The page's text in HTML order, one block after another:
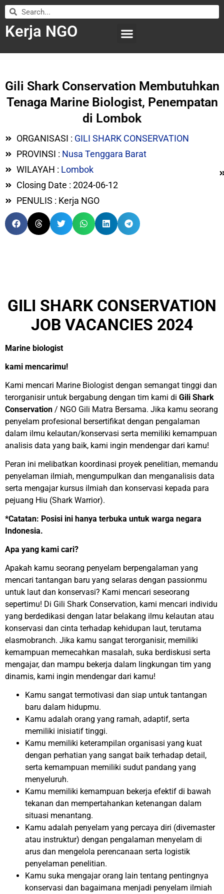
Kerja NGO
Gili Shark Conservation Membutuhkan
Tenaga Marine Biologist, Penempatan
di Lombok
ORGANISASI : GILI SHARK CONSERVATION
PROVINSI : Nusa Tenggara Barat
WILAYAH : Lombok
Closing Date : 2024-06-12
PENULIS : Kerja NGO
GILI SHARK CONSERVATION
JOB VACANCIES 2024
Marine biologist
kami mencarimu!
Kami mencari Marine Biologist dengan semangat tinggi dan
terorganisir untuk bergabung dengan tim kami di Gili Shark
Conservation / NGO Gili Matra Bersama. Jika kamu seorang
penyelam profesional bersertifikat dengan pengalaman
dalam ilmu kelautan/konservasi serta memiliki kemampuan
analisis data yang baik, kami ingin mendengar dari kamu!
Peran ini melibatkan koordinasi proyek penelitian, memandu
penyelaman ilmiah, mengumpulkan dan menganalisis data
serta mengajar kursus ilmiah dan konservasi kepada para
pejuang Hiu (Shark Warrior).
*Catatan: Posisi ini hanya terbuka untuk warga negara
Indonesia.
Apa yang kami cari?
Apakah kamu seorang penyelam berpengalaman yang
mencari tantangan baru yang selaras dengan passionmu
untuk laut dan konservasi? Kami mencari seseorang
sepertimu! Di Gili Shark Conservation, kami mencari individu
yang berdedikasi dengan latar belakang ilmu kelautan atau
konservasi dan cinta terhadap kehidupan laut, terutama
elasmobranch. Jika kamu sangat terorganisir, memiliki
kemampuan memecahkan masalah, suka berdiskusi serta
mengajar, dan mampu bekerja dalam lingkungan tim yang
dinamis, kami ingin mendengar dari kamu!
Kamu sangat termotivasi dan siap untuk tantangan
baru dalam hidupmu.
Kamu adalah orang yang ramah, adaptif, serta
memiliki inisiatif tinggi.
Kamu memiliki keterampilan organisasi yang kuat
dengan perhatian yang sangat baik terhadap detail,
serta kemampuan memiliki sudut pandang yang
menyeluruh.
Kamu memiliki kemampuan bekerja efektif di bawah
tekanan dan mempertahankan ketenangan dalam
situasi menantang.
Kamu adalah penyelam yang percaya diri (divemaster
atau instruktur) dengan pengalaman menyelam di
arus dan mengelola perencanaan serta logistik
penyelaman penelitian.
Kamu suka mengajar orang lain tentang pentingnya
konservasi dan bagaimana menjadi penyelam ilmiah